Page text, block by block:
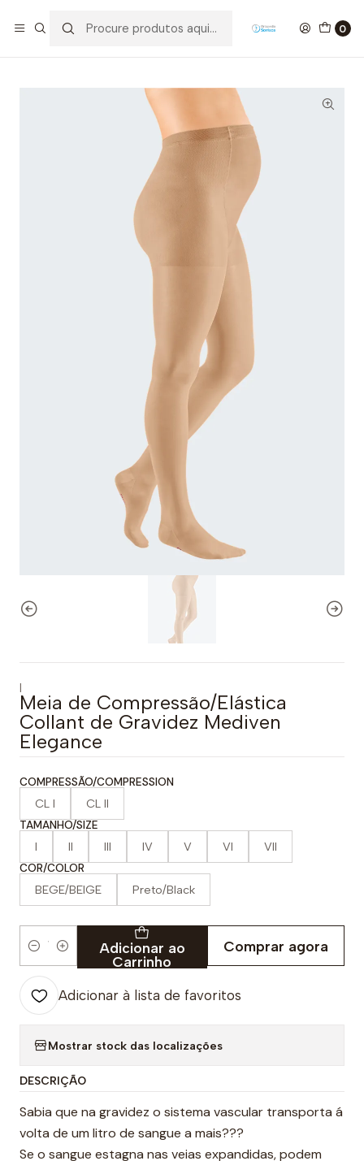
0
Meia de Compressão/Elástica Collant de Gravidez Mediven
|
Meia de Compressão/Elástica
Collant de Gravidez Mediven
Elegance
COMPRESSÃO/COMPRESSION
CL I CL II
TAMANHO/SIZE
I II III IV V VI VII
COR/COLOR
BEGE/BEIGE Preto/Black
Quantidade
Adicionar ao
Carrinho
Comprar agora
Adicionar à lista de favoritos
Mostrar stock das localizações
DESCRIÇÃO
Sabia que na gravidez o sistema vascular transporta á
volta de um litro de sangue a mais???
Se o sangue estagna nas veias expandidas, podem